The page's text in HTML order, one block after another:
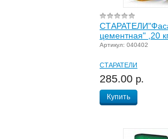
цементная" ,20
Артикул: 040402
СТАРАТЕЛИ
285.00 р.
Купить